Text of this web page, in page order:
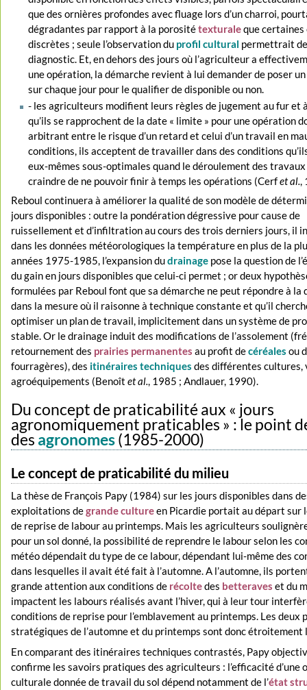
que des ornières profondes avec fluage lors d’un charroi,
dégradantes par rapport à la porositétexturaleque certaines
discrètes ; seule l’observation du profil cultural permettrait
diagnostic. Et, en dehors des jours où l’agriculteur a
une opération, la démarche revient à lui demander de poser
sur chaque jour pour le qualifier de disponible ou non.
- les agriculteurs modifient leurs règles de jugement au fur et
qu’ils se rapprochent de la date « limite » pour une opération
arbitrant entre le risque d’un retard et celui d’un travail en
conditions, ils acceptent de travailler dans des conditions
eux-mêmes sous-optimales quand le déroulement des
craindre de ne pouvoir finir à temps les opérations (Cerfet al.,
Reboul continuera à améliorer la qualité de son modèle de
jours disponibles : outre la pondération dégressive pour cause de
ruissellement et d’infiltration au cours des trois derniers jours, il
dans les données météorologiques la température en plus de la
années 1975-1985, l’expansion dudrainage pose la question de
du gain en jours disponibles que celui-ci permet ; or deux
formulées par Reboul font que sa démarche ne peut répondre à la
dans la mesure où il raisonne à technique constante et qu’il
optimiser un plan de travail, implicitement dans un système de
stable. Or le drainage induit des modifications de l’assolement
retournement des prairies permanentes au profit decéréales ou
fourragères), des itinéraires techniques des différentes cultures,
agroéquipements (Benoîtet al., 1985 ; Andlauer, 1990).
Du concept de praticabilité aux « jours
agronomiquement praticables » : le point
des agronomes(1985-2000)
Le concept de praticabilité du milieu
La thèse de François Papy (1984) sur les jours disponibles dans
exploitations degrande cultureen Picardie portait au départ sur
de reprise de labour au printemps. Mais les agriculteurs
pour un sol donné, la possibilité de reprendre le labour selon les
météo dépendait du type de ce labour, dépendant lui-même des
dans lesquelles il avait été fait à l’automne. A l’automne, ils
grande attention aux conditions de récoltedes betteraves et du
impactent les labours réalisés avant l’hiver, qui à leur tour
conditions de reprise pour l’emblavement au printemps. Les deux
stratégiques de l’automne et du printemps sont donc étroitement
En comparant des itinéraires techniques contrastés, Papy
confirme les savoirs pratiques des agriculteurs : l’efficacité d’une
culturale donnée de travail du sol dépend notamment de l’état